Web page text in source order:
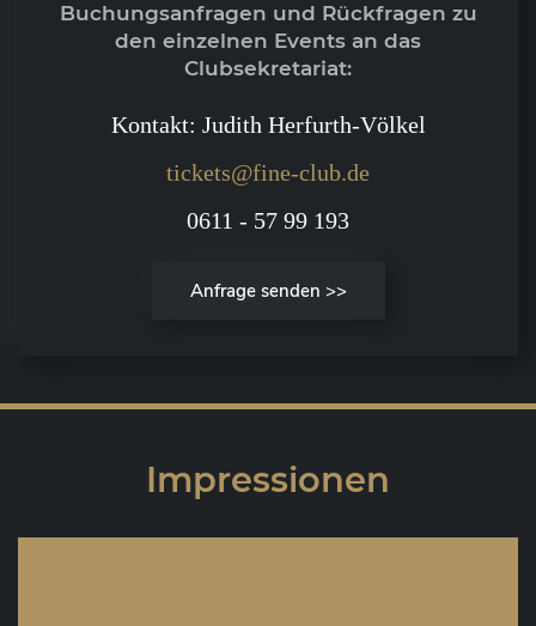
Buchungsanfragen und Rückfragen zu
den einzelnen Events an das
Clubsekretariat:
Kontakt: Judith Herfurth-Völkel
tickets@fine-club.de
0611 - 57 99 193
Anfrage senden >>
Impressionen